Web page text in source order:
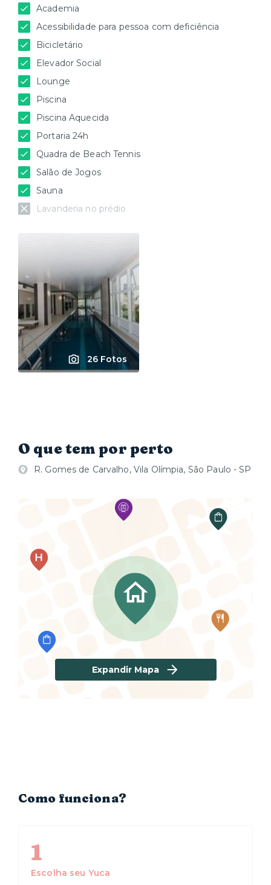
Academia
Acessibilidade para pessoa com deficiência
Bicicletário
Elevador Social
Lounge
Piscina
Piscina Aquecida
Portaria 24h
Quadra de Beach Tennis
Salão de Jogos
Sauna
Lavanderia no prédio
26 Fotos
O que tem por perto
R. Gomes de Carvalho, Vila Olímpia, São Paulo - SP
Expandir Mapa
Como funciona?
1
Escolha seu Yuca